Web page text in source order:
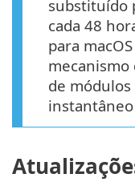
substituído
cada 48
para
mecanismo
de